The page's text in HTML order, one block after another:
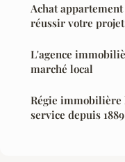
Achat
réussir votre projet
L'agence
marché local
Régie immobilière
service depuis 1889